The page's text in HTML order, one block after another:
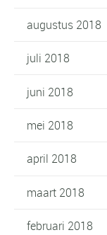
augustus 2018
juli 2018
juni 2018
mei 2018
april 2018
maart 2018
februari 2018